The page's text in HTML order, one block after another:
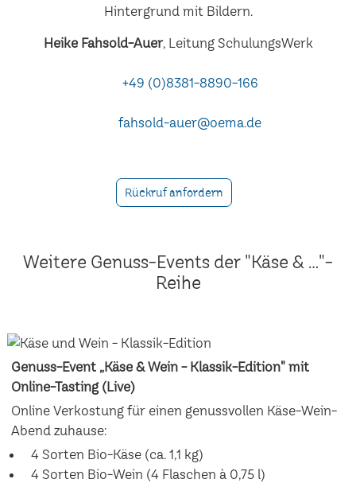
Heike Fahsold-Auer, Leitung SchulungsWerk
+49 (0)8381-8890-166
fahsold-auer@oema.de
Rückruf anfordern
Weitere Genuss-Events der "Käse & ..."-
Reihe
Genuss-Event „Käse & Wein - Klassik-Edition" mit
Online-Tasting (Live)
Online Verkostung für einen genussvollen Käse-Wein-
Abend zuhause:
4 Sorten Bio-Käse (ca. 1,1 kg)
4 Sorten Bio-Wein (4 Flaschen à 0,75 l)